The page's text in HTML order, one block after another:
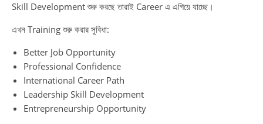
Skill Development শুরু করছে তারাই Career এ এগিয়ে যাচ্ছে।
এখন Training শুরু করার সুবিধা:
Better Job Opportunity
Professional Confidence
International Career Path
Leadership Skill Development
Entrepreneurship Opportunity